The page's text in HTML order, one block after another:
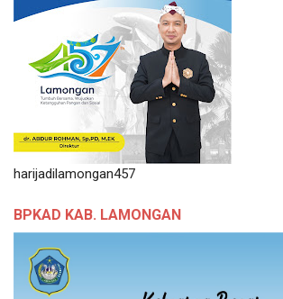
harijadilamongan457
BPKAD KAB. LAMONGAN